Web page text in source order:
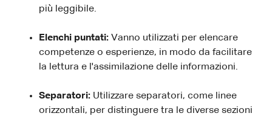
più leggibile.
Elenchi puntati: Vanno utilizzati per elencare
competenze o esperienze, in modo da facilitare
la lettura e l'assimilazione delle informazioni.
Separatori: Utilizzare separatori, come linee
orizzontali, per distinguere tra le diverse sezioni